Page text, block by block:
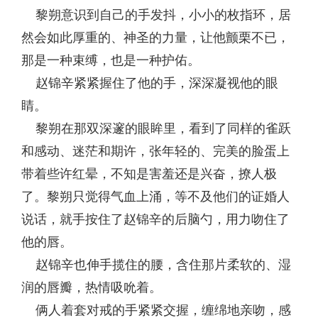
黎朔意识到自己的手发抖，小小的枚指环，居
然会如此厚重的、神圣的力量，让他颤栗不已，
那是一种束缚，也是一种护佑。
赵锦辛紧紧握住了他的手，深深凝视他的眼
睛。
黎朔在那双深邃的眼眸里，看到了同样的雀跃
和感动、迷茫和期许，张年轻的、完美的脸蛋上
带着些许红晕，不知是害羞还是兴奋，撩人极
了。黎朔只觉得气血上涌，等不及他们的证婚人
说话，就手按住了赵锦辛的后脑勺，用力吻住了
他的唇。
赵锦辛也伸手揽住的腰，含住那片柔软的、湿
润的唇瓣，热情吸吮着。
俩人着套对戒的手紧紧交握，缠绵地亲吻，感